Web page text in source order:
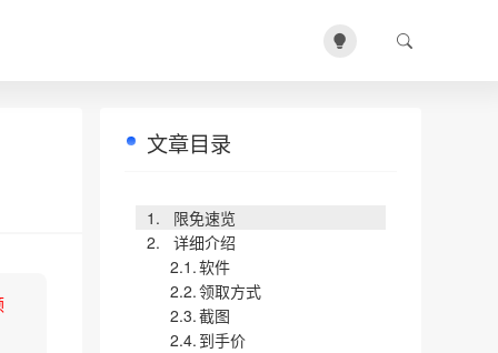
文章目录
限免速览
详细介绍
软件
领取方式
截图
到手价